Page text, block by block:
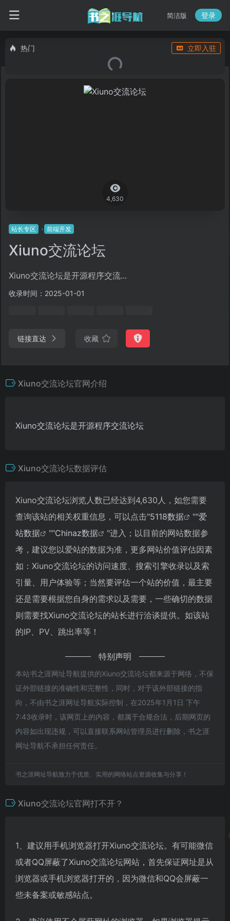
简洁版 登录
热门 立即入驻
4,630
站长专区 前端开发
Xiuno交流论坛
Xiuno交流论坛是开源程序交流...
收录时间：2025-01-01
链接直达 收藏
Xiuno交流论坛官网介绍
Xiuno交流论坛是开源程序交流论坛
Xiuno交流论坛数据评估
Xiuno交流论坛浏览人数已经达到4,630人，如您需要
查询该站的相关权重信息，可以点击"5118数据 ""爱
站数据
""Chinaz数据
"进入；以目前的网站数据参
考，建议您以爱站的数据为准，更多网站价值评估因素
如：Xiuno交流论坛的访问速度、搜索引擎收录以及索
引量、用户体验等；当然要评估一个站的价值，最主要
还是需要根据您自身的需求以及需要，一些确切的数据
则需要找Xiuno交流论坛的站长进行洽谈提供。如该站
的IP、PV、跳出率等！
特别声明
本站书之涯网址导航提供的Xiuno交流论坛都来源于网络，不保
证外部链接的准确性和完整性，同时，对于该外部链接的指
向，不由书之涯网址导航实际控制，在2025年1月1日 下午
7:43收录时，该网页上的内容，都属于合规合法，后期网页的
内容如出现违规，可以直接联系网站管理员进行删除，书之涯
网址导航不承担任何责任。
书之涯网址导航致力于优质、实用的网络站点资源收集与分享！
Xiuno交流论坛官网打不开？
1、建议用手机浏览器打开Xiuno交流论坛。有可能微信
或者QQ屏蔽了Xiuno交流论坛网站，首先保证网址是从
浏览器或手机浏览器打开的，因为微信和QQ会屏蔽一
些未备案或敏感站点。